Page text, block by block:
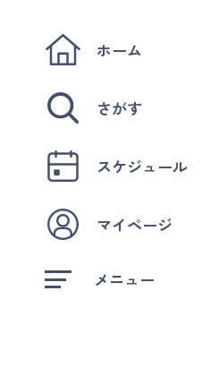
ホーム
さがす
スケジュール
マイページ
メニュー